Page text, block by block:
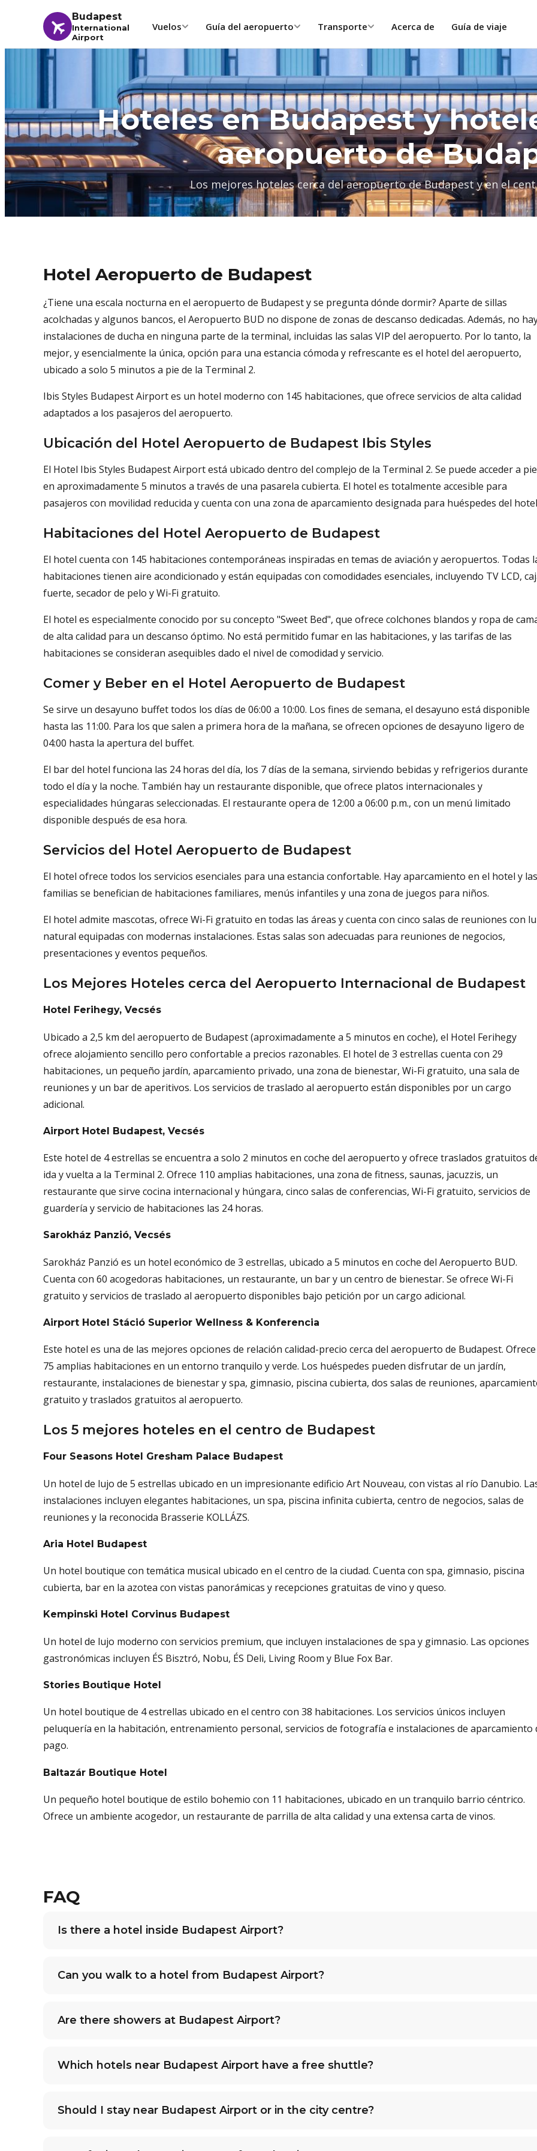
Budapest
International
Airport
Vuelos Guía del aeropuerto Transporte Acerca de Guía de viaje
Hoteles en Budapest y
aeropuerto de
Los mejores hoteles cerca del aeropuerto de Budapest y en el
Hotel Aeropuerto de Budapest
¿Tiene una escala nocturna en el aeropuerto de Budapest y se pregunta dónde dormir? Aparte de sillas
acolchadas y algunos bancos, el Aeropuerto BUD no dispone de zonas de descanso dedicadas. Además, no
instalaciones de ducha en ninguna parte de la terminal, incluidas las salas VIP del aeropuerto. Por lo tanto, la
mejor, y esencialmente la única, opción para una estancia cómoda y refrescante es el hotel del aeropuerto,
ubicado a solo 5 minutos a pie de la Terminal 2.
Ibis Styles Budapest Airport es un hotel moderno con 145 habitaciones, que ofrece servicios de alta calidad
adaptados a los pasajeros del aeropuerto.
Ubicación del Hotel Aeropuerto de Budapest Ibis Styles
El Hotel Ibis Styles Budapest Airport está ubicado dentro del complejo de la Terminal 2. Se puede acceder a pie
en aproximadamente 5 minutos a través de una pasarela cubierta. El hotel es totalmente accesible para
pasajeros con movilidad reducida y cuenta con una zona de aparcamiento designada para huéspedes del
Habitaciones del Hotel Aeropuerto de Budapest
El hotel cuenta con 145 habitaciones contemporáneas inspiradas en temas de aviación y aeropuertos. Todas
habitaciones tienen aire acondicionado y están equipadas con comodidades esenciales, incluyendo TV LCD,
fuerte, secador de pelo y Wi-Fi gratuito.
El hotel es especialmente conocido por su concepto "Sweet Bed", que ofrece colchones blandos y ropa de
de alta calidad para un descanso óptimo. No está permitido fumar en las habitaciones, y las tarifas de las
habitaciones se consideran asequibles dado el nivel de comodidad y servicio.
Comer y Beber en el Hotel Aeropuerto de Budapest
Se sirve un desayuno buffet todos los días de 06:00 a 10:00. Los fines de semana, el desayuno está disponible
hasta las 11:00. Para los que salen a primera hora de la mañana, se ofrecen opciones de desayuno ligero de
04:00 hasta la apertura del buffet.
El bar del hotel funciona las 24 horas del día, los 7 días de la semana, sirviendo bebidas y refrigerios durante
todo el día y la noche. También hay un restaurante disponible, que ofrece platos internacionales y
especialidades húngaras seleccionadas. El restaurante opera de 12:00 a 06:00 p.m., con un menú limitado
disponible después de esa hora.
Servicios del Hotel Aeropuerto de Budapest
El hotel ofrece todos los servicios esenciales para una estancia confortable. Hay aparcamiento en el hotel y las
familias se benefician de habitaciones familiares, menús infantiles y una zona de juegos para niños.
El hotel admite mascotas, ofrece Wi-Fi gratuito en todas las áreas y cuenta con cinco salas de reuniones con
natural equipadas con modernas instalaciones. Estas salas son adecuadas para reuniones de negocios,
presentaciones y eventos pequeños.
Los Mejores Hoteles cerca del Aeropuerto Internacional de Budapest
Hotel Ferihegy, Vecsés
Ubicado a 2,5 km del aeropuerto de Budapest (aproximadamente a 5 minutos en coche), el Hotel Ferihegy
ofrece alojamiento sencillo pero confortable a precios razonables. El hotel de 3 estrellas cuenta con 29
habitaciones, un pequeño jardín, aparcamiento privado, una zona de bienestar, Wi-Fi gratuito, una sala de
reuniones y un bar de aperitivos. Los servicios de traslado al aeropuerto están disponibles por un cargo
adicional.
Airport Hotel Budapest, Vecsés
Este hotel de 4 estrellas se encuentra a solo 2 minutos en coche del aeropuerto y ofrece traslados gratuitos
ida y vuelta a la Terminal 2. Ofrece 110 amplias habitaciones, una zona de fitness, saunas, jacuzzis, un
restaurante que sirve cocina internacional y húngara, cinco salas de conferencias, Wi-Fi gratuito, servicios de
guardería y servicio de habitaciones las 24 horas.
Sarokház Panzió, Vecsés
Sarokház Panzió es un hotel económico de 3 estrellas, ubicado a 5 minutos en coche del Aeropuerto BUD.
Cuenta con 60 acogedoras habitaciones, un restaurante, un bar y un centro de bienestar. Se ofrece Wi-Fi
gratuito y servicios de traslado al aeropuerto disponibles bajo petición por un cargo adicional.
Airport Hotel Stáció Superior Wellness & Konferencia
Este hotel es una de las mejores opciones de relación calidad-precio cerca del aeropuerto de Budapest. Ofrece
75 amplias habitaciones en un entorno tranquilo y verde. Los huéspedes pueden disfrutar de un jardín,
restaurante, instalaciones de bienestar y spa, gimnasio, piscina cubierta, dos salas de reuniones,
gratuito y traslados gratuitos al aeropuerto.
Los 5 mejores hoteles en el centro de Budapest
Four Seasons Hotel Gresham Palace Budapest
Un hotel de lujo de 5 estrellas ubicado en un impresionante edificio Art Nouveau, con vistas al río Danubio.
instalaciones incluyen elegantes habitaciones, un spa, piscina infinita cubierta, centro de negocios, salas de
reuniones y la reconocida Brasserie KOLLÁZS.
Aria Hotel Budapest
Un hotel boutique con temática musical ubicado en el centro de la ciudad. Cuenta con spa, gimnasio, piscina
cubierta, bar en la azotea con vistas panorámicas y recepciones gratuitas de vino y queso.
Kempinski Hotel Corvinus Budapest
Un hotel de lujo moderno con servicios premium, que incluyen instalaciones de spa y gimnasio. Las opciones
gastronómicas incluyen ÉS Bisztró, Nobu, ÉS Deli, Living Room y Blue Fox Bar.
Stories Boutique Hotel
Un hotel boutique de 4 estrellas ubicado en el centro con 38 habitaciones. Los servicios únicos incluyen
peluquería en la habitación, entrenamiento personal, servicios de fotografía e instalaciones de aparcamiento
pago.
Baltazár Boutique Hotel
Un pequeño hotel boutique de estilo bohemio con 11 habitaciones, ubicado en un tranquilo barrio céntrico.
Ofrece un ambiente acogedor, un restaurante de parrilla de alta calidad y una extensa carta de vinos.
FAQ
Is there a hotel inside Budapest Airport?
Can you walk to a hotel from Budapest Airport?
Are there showers at Budapest Airport?
Which hotels near Budapest Airport have a free shuttle?
Should I stay near Budapest Airport or in the city centre?